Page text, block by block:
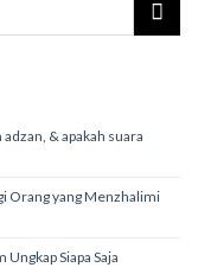
& apakah suara
Orang yang Menzhalimi
Siapa Saja